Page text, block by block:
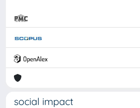
social impact